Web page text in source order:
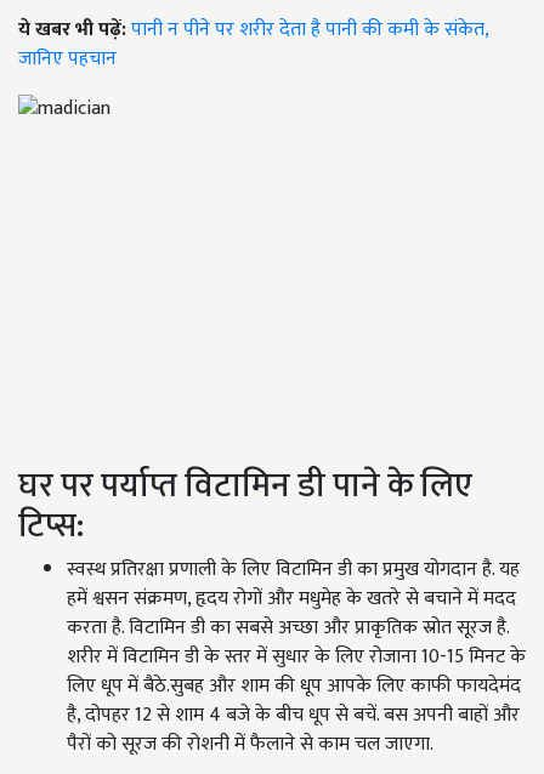
ये खबर भी पढ़ें:पानी न पीने पर शरीर देता है पानी की कमी के संकेत,
जानिए पहचान
घर पर पर्याप्त विटामिन डी पाने के लिए
टिप्स:
स्वस्थ प्रतिरक्षा प्रणाली के लिए विटामिन डी का प्रमुख योगदान है. यह
हमें श्वसन संक्रमण, हृदय रोगों और मधुमेह के खतरे से बचाने में मदद
करता है. विटामिन डी का सबसे अच्छा और प्राकृतिक स्रोत सूरज है.
शरीर में विटामिन डी के स्तर में सुधार के लिए रोजाना 10-15 मिनट के
लिए धूप में बैठे.सुबह और शाम की धूप आपके लिए काफी फायदेमंद
है, दोपहर 12 से शाम 4 बजे के बीच धूप से बचें. बस अपनी बाहों और
पैरों को सूरज की रोशनी में फैलाने से काम चल जाएगा.